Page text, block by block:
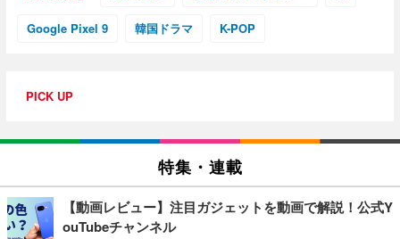
Google Pixel 9 韓国ドラマ K-POP
PICK UP
特集・連載
【動画レビュー】注目ガジェットを動画で解説！公式Y
ouTubeチャンネル